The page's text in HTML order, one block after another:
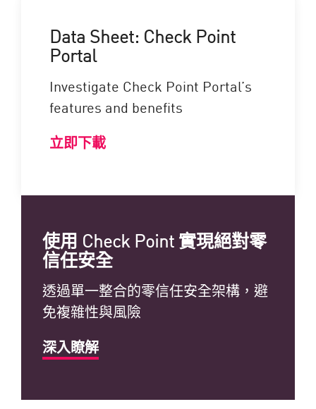
Data Sheet: Check Point
Portal
Investigate Check Point Portal’s
features and benefits
立即下載
使用 Check Point 實現絕對零
信任安全
透過單一整合的零信任安全架構，避
免複雜性與風險
深入瞭解